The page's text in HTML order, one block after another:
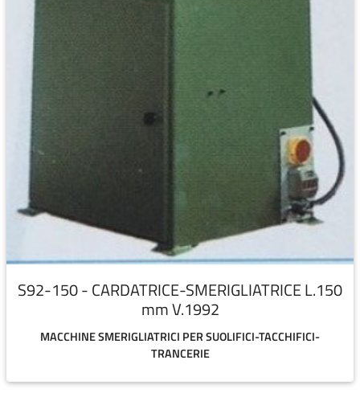
S92-150 - CARDATRICE-SMERIGLIATRICE L.150
mm V.1992
MACCHINE SMERIGLIATRICI PER SUOLIFICI-TACCHIFICI-
TRANCERIE